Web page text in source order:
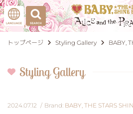
トップページ Styling Gallery BABY,
Styling Gallery
2024.07.12 BABY, THE STARS